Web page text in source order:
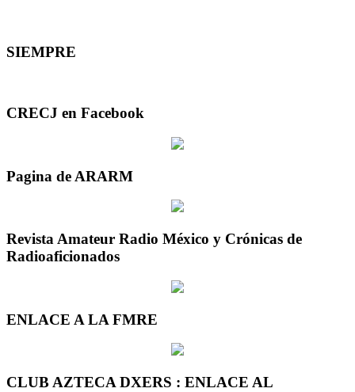
SIEMPRE
CRECJ en Facebook
Pagina de ARARM
Revista Amateur Radio México y Crónicas de
Radioaficionados
ENLACE A LA FMRE
CLUB AZTECA DXERS : ENLACE AL